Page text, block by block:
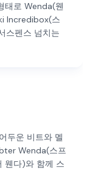
태로 Wenda(웬
Incredibox(스
스펜스 넘치는
두운 비트와 멜
Wenda(스프
웬다)와 함께 스